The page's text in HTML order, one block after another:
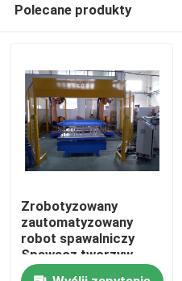
Dom
Produkty
Polecane produkty
Zrobotyzowany
zautomatyzowany
robot spawalniczy
Spawacz tworzyw
sztucznych